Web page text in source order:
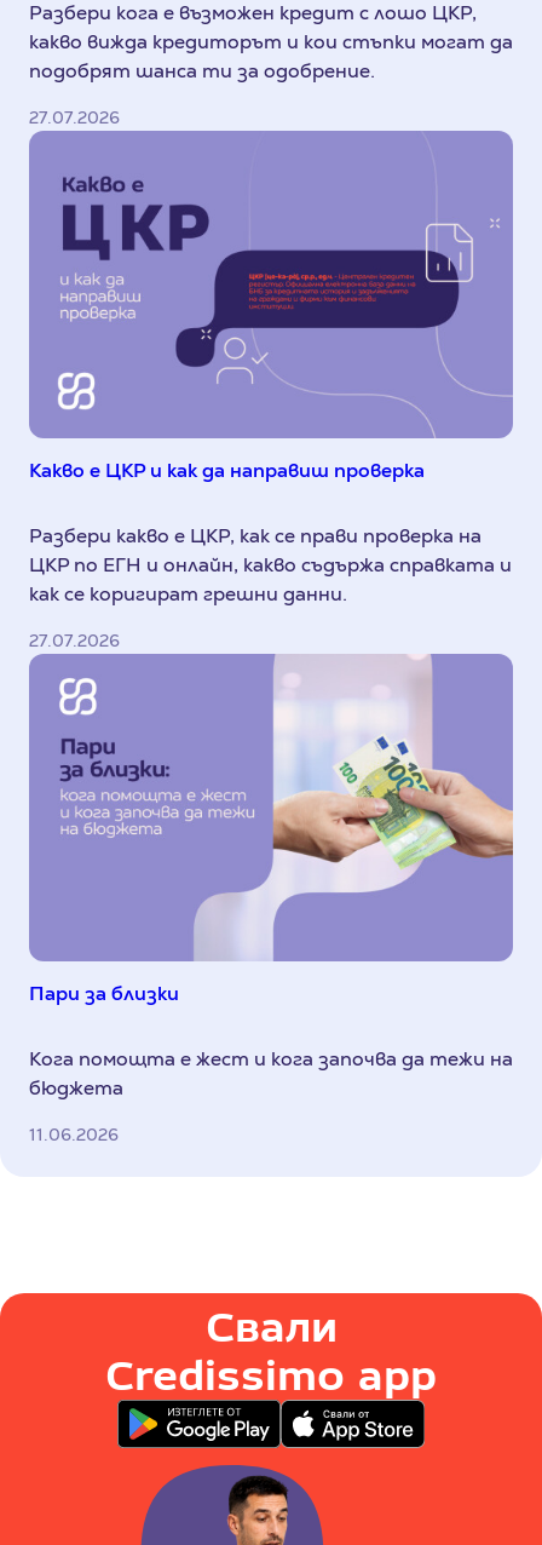
Разбери кога е възможен кредит с лошо ЦКР,
какво вижда кредиторът и кои стъпки могат да
подобрят шанса ти за одобрение.
27.07.2026
Какво е ЦКР и как да направиш проверка
Разбери какво е ЦКР, как се прави проверка на
ЦКР по ЕГН и онлайн, какво съдържа справката и
как се коригират грешни данни.
27.07.2026
Пари за близки
Кога помощта е жест и кога започва да тежи на
бюджета
11.06.2026
Свали
Credissimo app